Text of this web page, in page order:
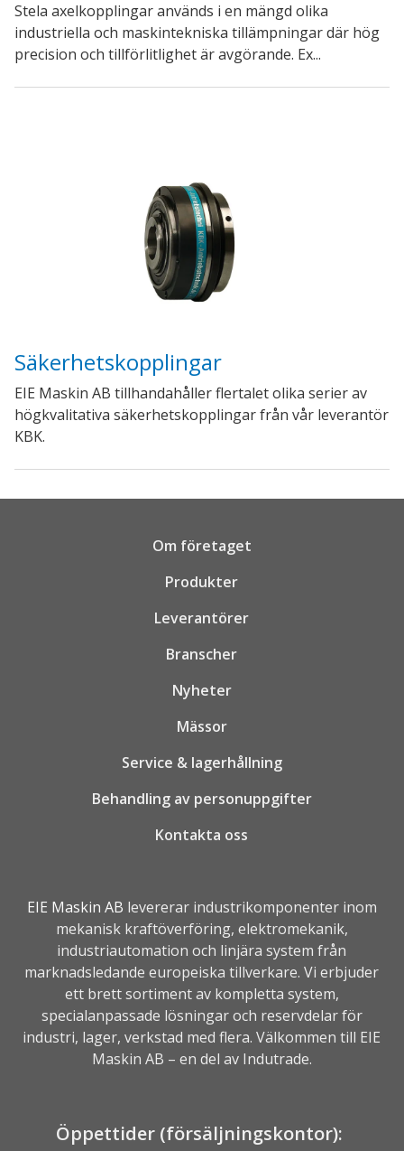
Stela axelkopplingar används i en mängd olika
industriella och maskintekniska tillämpningar där hög
precision och tillförlitlighet är avgörande. Ex...
Säkerhetskopplingar
EIE Maskin AB tillhandahåller flertalet olika serier av
högkvalitativa säkerhetskopplingar från vår leverantör
KBK.
Om företaget
Produkter
Leverantörer
Branscher
Nyheter
Mässor
Service & lagerhållning
Behandling av personuppgifter
Kontakta oss
EIE Maskin AB levererar industrikomponenter inom
mekanisk kraftöverföring, elektromekanik,
industriautomation och linjära system från
marknadsledande europeiska tillverkare. Vi erbjuder
ett brett sortiment av kompletta system,
specialanpassade lösningar och reservdelar för
industri, lager, verkstad med flera. Välkommen till EIE
Maskin AB – en del av Indutrade.
Öppettider (försäljningskontor):